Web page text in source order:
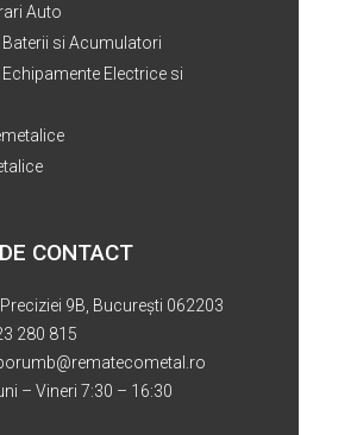
Auto
Baterii si Acumulatori
Echipamente Electrice si
CONTACT
9B, București 062203
280 815
– Vineri 7:30 – 16:30